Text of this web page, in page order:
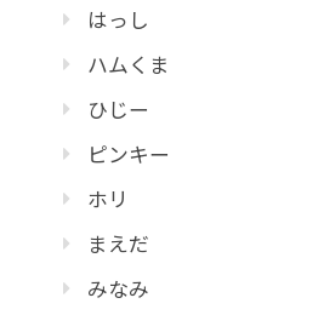
はっし
ハムくま
ひじー
ピンキー
ホリ
まえだ
みなみ